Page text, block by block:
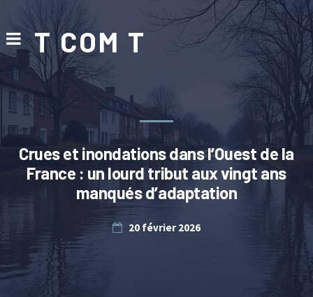
T COM T
Crues et inondations dans l’Ouest de la
France : un lourd tribut aux vingt ans
manqués d’adaptation
20 février 2026